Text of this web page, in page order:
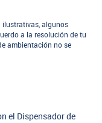
ilustrativas, algunos
a la resolución de tu
ambientación no se
el Dispensador de